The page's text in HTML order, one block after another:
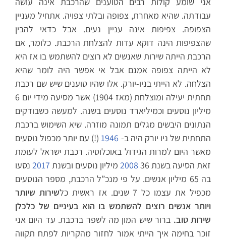
עבודתה. שהיא מאחרת, צפופה ובלתי צפויה. אתחיל מעניין
הצפופה. צפיפות אינה עניין נעים. אבל כדאי להבין
שהצפיפות הינה דוקא עדות להצלחת הרכבת. כלומר, אם
הרכבת הייתה שירות שאנשים לא רוצים להשתמש בו אז היא
לא הייתה צפופה אמנם אבל אי אפשר היה לומר שהיא
הצלחה. לא הייתי בניו-יורק. אלו שהיו טוענים שיש שם רכבת
תחתית יעילה ומוצלחת (מאז 1904) אשר מסיעה מידי יום 6
מיליון נוסעים וכמיליארד נוסעים בשנה. למעשה כשבודקים
הנתונים היבשים מגלים תמונה מוזרה. שיא השימוש ברכבת
התחתית של ניו יורק היה ב- 1946(!) עם יותר מכפול נוסעים
מאשר היום למרות הגידול באוכלוסיה. רכבת ישראל לעומת
זאת הסיעה בשנת
2008 36 מיליון נוסעים ובשנת 2017 נסעו
בה 65 מיליון אנשים. על פי מנכ”ל הרכבת, מספר הנוסעים
מכפיל את עצמו כל 7 שנים. אז ראשית כל
שירות שיותר
ויותר אנשים רוצים להשתמש בו הוא בעיניים של כלכלן
שירות טוב. ברור שיש המון מה לשפר ברכבת. עד היום אני
זוכר בחימה איך הייתי אמור לחזור מהקריות לפתח תקווה